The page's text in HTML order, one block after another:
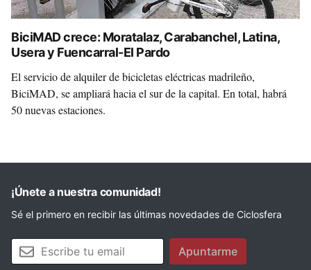
BiciMAD crece: Moratalaz, Carabanchel, Latina,
Usera y Fuencarral-El Pardo
El servicio de alquiler de bicicletas eléctricas madrileño,
BiciMAD, se ampliará hacia el sur de la capital. En total, habrá
50 nuevas estaciones.
¡Únete a nuestra comunidad!
Sé el primero en recibir las últimas novedades de Ciclosfera
Tu email Apuntarme